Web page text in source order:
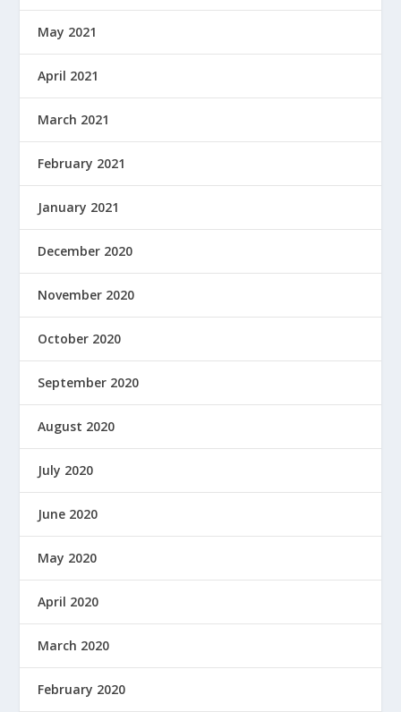
May 2021
April 2021
March 2021
February 2021
January 2021
December 2020
November 2020
October 2020
September 2020
August 2020
July 2020
June 2020
May 2020
April 2020
March 2020
February 2020